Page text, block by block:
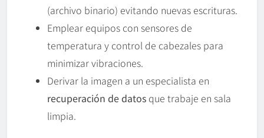
(archivo binario) evitando nuevas escrituras.
Emplear equipos con sensores de
temperatura y control de cabezales para
minimizar vibraciones.
Derivar la imagen a un especialista en
recuperación de datos que trabaje en sala
limpia.